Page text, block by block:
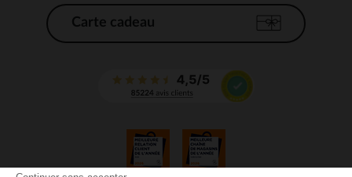
Carte cadeau